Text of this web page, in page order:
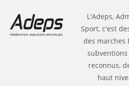
L'Adeps,
Sport, c'est
des marches
reconnus,
haut